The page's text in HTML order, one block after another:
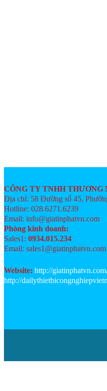
CÔNG TY TNHH
Địa chỉ: 58 Đường số 45,
Hotline:
Email: info@giatinphatvn.com
Phòng kinh doanh:
Sales1: 0934.015.234
Email:
Website: http://
http://